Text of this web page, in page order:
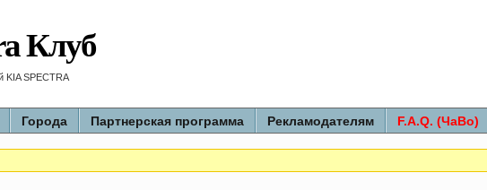
Клуб
KIA SPECTRA
Города Партнерская программа Рекламодателям F.A.Q. (ЧаВо)